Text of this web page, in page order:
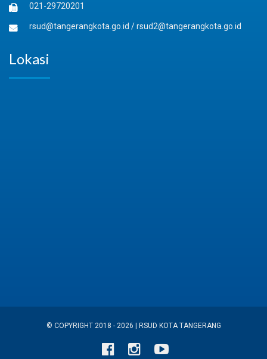
021-29720201
rsud@tangerangkota.go.id /rsud2@tangerangkota.go.id
Lokasi
© COPYRIGHT 2018 - 2026 | RSUD KOTA TANGERANG